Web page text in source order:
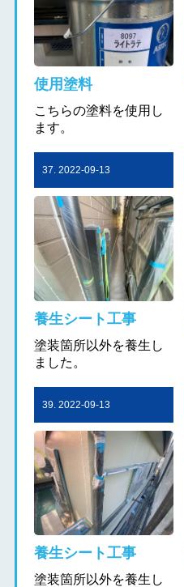
使用塗料
こちらの塗料を使用し
ます。
37. 2022-09-13
養生シート工事
塗装箇所以外を養生し
ました。
39. 2022-09-13
養生シート工事
塗装箇所以外を養生し